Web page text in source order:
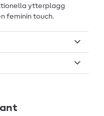
ytterplagg
feminin touch.